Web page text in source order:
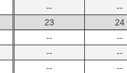
--
--
23
--
--
--
24
--
--
--